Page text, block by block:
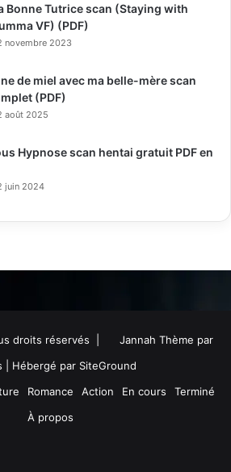
Bonne Tutrice scan (Staying with
VF) (PDF)
novembre 2023
de miel avec ma belle-mère scan
(PDF)
août 2025
Hypnose scan hentai gratuit PDF en
juin 2024
droits réservés |
Jannah Thème par
| Hébergé par SiteGround
Romance Action En cours
Terminé
À propos